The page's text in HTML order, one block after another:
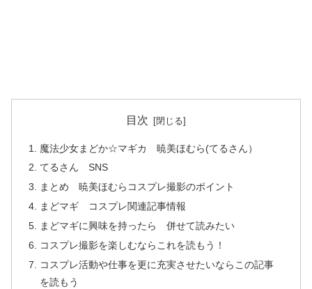
目次
魔法少女まどか☆マギカ 暁美ほむら(てるさん）
てるさん SNS
まとめ 暁美ほむらコスプレ撮影のポイント
まどマギ コスプレ関連記事情報
まどマギに興味を持ったら 併せて読みたい
コスプレ撮影を楽しむならこれを読もう！
コスプレ活動や仕事を更に充実させたいならこの記事
を読もう